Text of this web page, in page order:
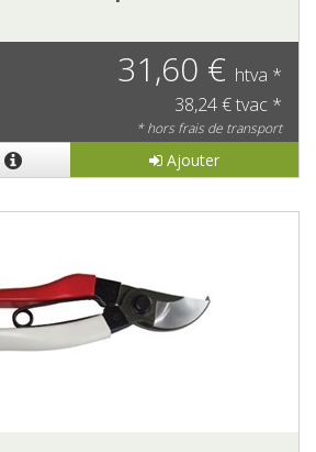
31,60 € htva *
38,24 € tvac *
* hors frais de transport
Ajouter